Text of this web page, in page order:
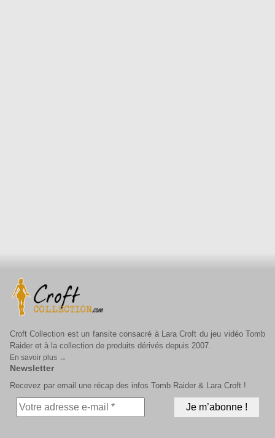
Croft Collection est un fansite consacré à Lara Croft du jeu vidéo Tomb
Raider et à la collection de produits dérivés depuis 2007.
En savoir plus →
Newsletter
Recevez par email une récap des infos Tomb Raider & Lara Croft !